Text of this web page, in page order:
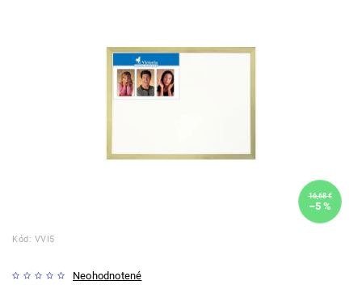
16,68 €
–5 %
Kód: VVI5
Neohodnotené